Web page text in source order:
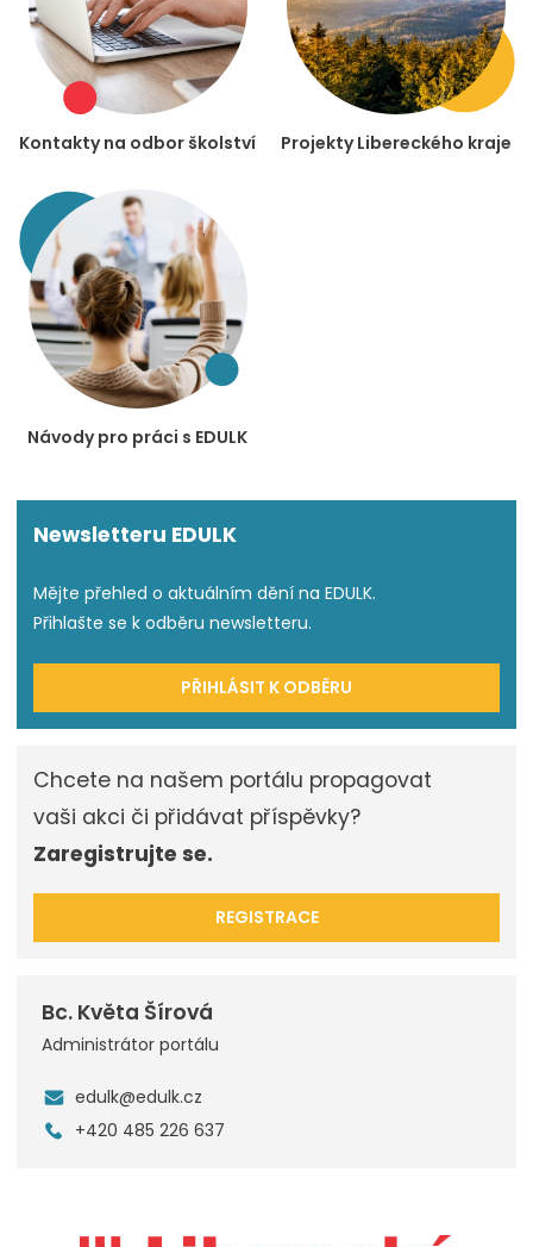
Kontakty na odbor školství Projekty Libereckého kraje
Návody pro práci s EDULK
Newsletteru EDULK
Mějte přehled o aktuálním dění na EDULK.
Přihlašte se k odběru newsletteru.
PŘIHLÁSIT K ODBĚRU
Chcete na našem portálu propagovat
vaši akci či přidávat příspěvky?
Zaregistrujte se.
REGISTRACE
Bc. Květa Šírová
Administrátor portálu
edulk@edulk.cz
+420 485 226 637